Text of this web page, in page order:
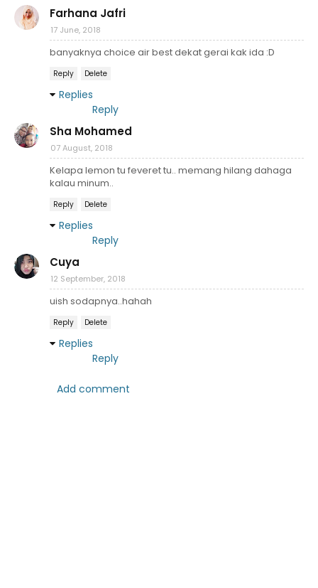
Farhana Jafri
17 June, 2018
banyaknya choice air best dekat gerai kak ida :D
Reply Delete
Replies
Reply
Sha Mohamed
07 August, 2018
Kelapa lemon tu feveret tu.. memang hilang dahaga
kalau minum..
Reply Delete
Replies
Reply
Cuya
12 September, 2018
uish sodapnya..hahah
Reply Delete
Replies
Reply
Add comment